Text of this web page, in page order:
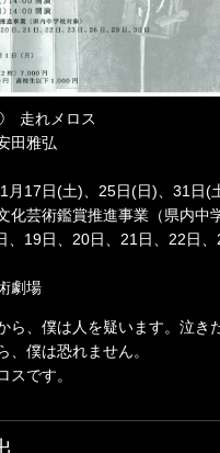
走れメロス
田雅弘
月17日(土)、25日(日)、31日(
化芸術鑑賞推進事業（県内中
、19日、20日、21日、22日、
劇場
ら、僕は人を疑います。泣き
、僕は恐れません。
スです。